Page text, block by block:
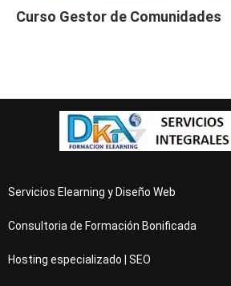
Curso Gestor de Comunidades
Servicios Elearning y Diseño Web
Consultoria de Formación Bonificada
Hosting especializado | SEO